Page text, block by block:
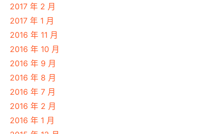
2017 年 2 月
2017 年 1 月
2016 年 11 月
2016 年 10 月
2016 年 9 月
2016 年 8 月
2016 年 7 月
2016 年 2 月
2016 年 1 月